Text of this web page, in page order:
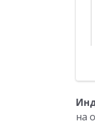
на